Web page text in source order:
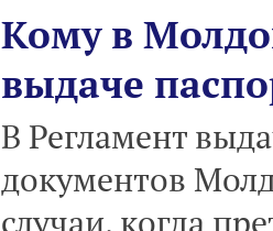
Кому в
выдаче
В Регламент
документов
случаи, когда